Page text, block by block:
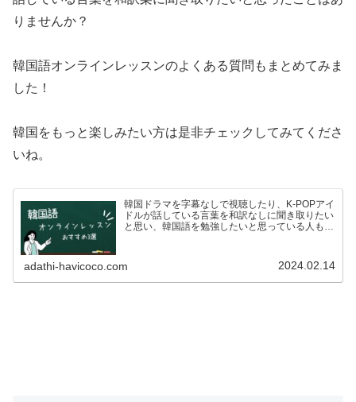
りませんか？
韓国語オンラインレッスンのよくある質問もまとめてみま
した！
韓国をもっと楽しみたい方は是非チェックしてみてくださ
いね。
韓国ドラマを字幕なしで視聴したり、K-POPアイ
ドルが話している言葉を和訳なしに聞き取りたい
と思い、韓国語を勉強したいと思っている人も多
adathi-havicoco.com 2024.02.14